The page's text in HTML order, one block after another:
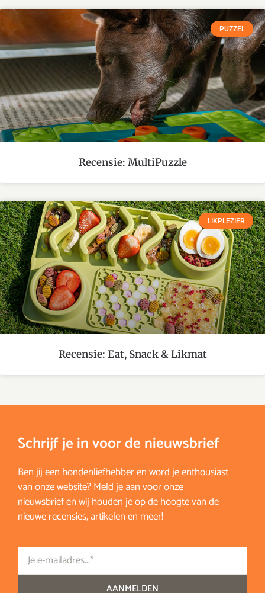
PUZZEL
Recensie: MultiPuzzle
LIKPLEZIER
Recensie: Eat, Snack & Likmat
Schrijf je in voor de nieuwsbrief
Ben jij een hondenliefhebber en word je enthousiast
van onze website? Meld je aan voor onze
nieuwsbrief en wij houden je op de hoogte van de
nieuwe recensies, artikelen en meer!
Email
AANMELDEN